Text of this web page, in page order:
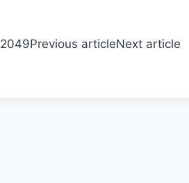
2049Previous articleNext article